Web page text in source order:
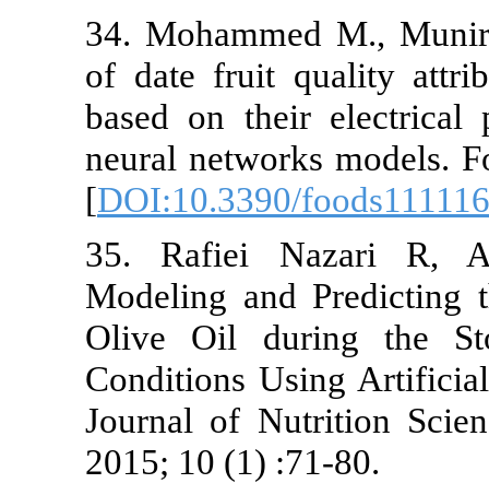
34.
of date fruit
based on
neural
[
35. Rafiei
Modeling
Olive Oil
Conditions
Journal of
2015; 10 (1)